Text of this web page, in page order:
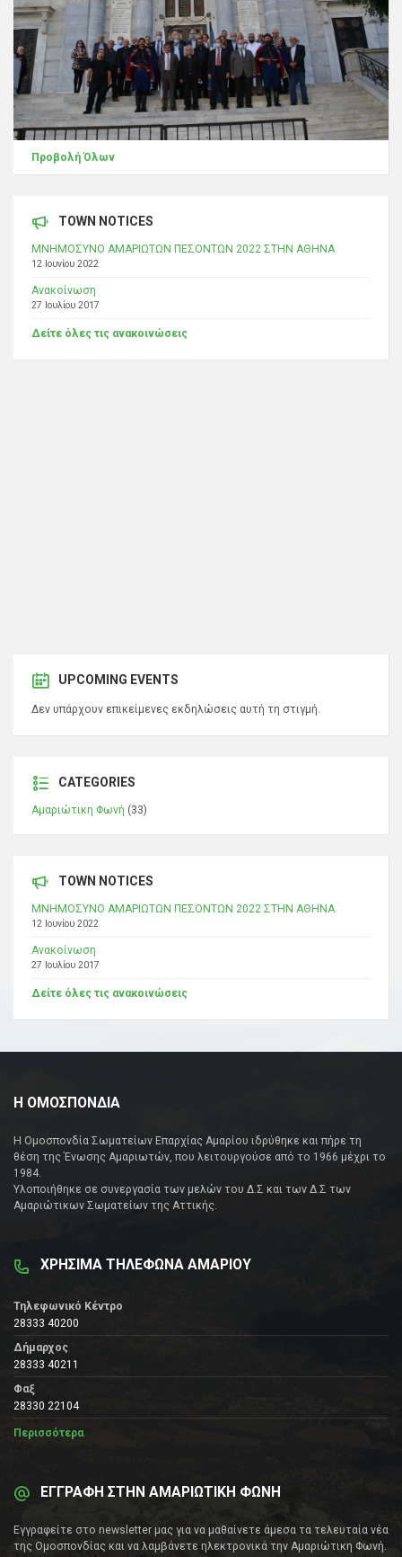
Προβολή Όλων
TOWN NOTICES
ΜΝΗΜΟΣΥΝΟ ΑΜΑΡΙΩΤΩΝ ΠΕΣΟΝΤΩΝ 2022 ΣΤΗΝ ΑΘΗΝΑ
12 Ιουνίου 2022
Ανακοίνωση
27 Ιουλίου 2017
Δείτε όλες τις ανακοινώσεις
UPCOMING EVENTS
Δεν υπάρχουν επικείμενες εκδηλώσεις αυτή τη στιγμή.
CATEGORIES
Αμαριώτικη Φωνή (33)
TOWN NOTICES
ΜΝΗΜΟΣΥΝΟ ΑΜΑΡΙΩΤΩΝ ΠΕΣΟΝΤΩΝ 2022 ΣΤΗΝ ΑΘΗΝΑ
12 Ιουνίου 2022
Ανακοίνωση
27 Ιουλίου 2017
Δείτε όλες τις ανακοινώσεις
Η ΟΜΟΣΠΟΝΔΙΑ
Η Ομοσπονδία Σωματείων Επαρχίας Αμαρίου ιδρύθηκε και πήρε τη
θέση της Ένωσης Αμαριωτών, που λειτουργούσε από το 1966 μέχρι το
1984.
Υλοποιήθηκε σε συνεργασία των μελών του Δ.Σ και των Δ.Σ των
Αμαριώτικων Σωματείων της Αττικής.
ΧΡΗΣΙΜΑ ΤΗΛΕΦΩΝΑ ΑΜΑΡΙΟΥ
Τηλεφωνικό Κέντρο
28333 40200
Δήμαρχος
28333 40211
Φαξ
28330 22104
Περισσότερα
ΕΓΓΡΑΦΗ ΣΤΗΝ ΑΜΑΡΙΩΤΙΚΗ ΦΩΝΗ
Εγγραφείτε στο newsletter μας για να μαθαίνετε άμεσα τα τελευταία νέα
της Ομοσπονδίας και να λαμβάνετε ηλεκτρονικά την Αμαριώτικη Φωνή.